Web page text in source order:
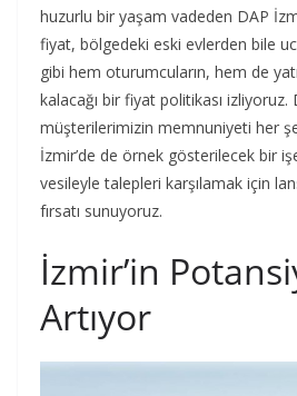
huzurlu bir yaşam vadeden DAP
fiyat, bölgedeki eski evlerden bile
gibi hem oturumcuların, hem de
kalacağı bir fiyat politikası izliyoruz.
müşterilerimizin memnuniyeti her
İzmir’de de örnek gösterilecek bir
vesileyle talepleri karşılamak için
fırsatı sunuyoruz.
İzmir’in
Artıyor